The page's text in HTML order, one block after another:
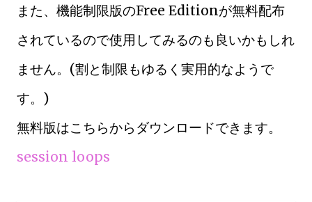
また、機能制限版のFree Editionが無料配布
されているので使用してみるのも良いかもしれ
ません。(割と制限もゆるく実用的なようで
す。)
無料版はこちらからダウンロードできます。
session loops